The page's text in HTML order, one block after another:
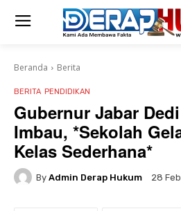
Beranda Berita
BERITA PENDIDIKAN
Gubernur Jabar
Imbau, *Sekolah
Kelas Sederhana*
By Admin Derap Hukum 28